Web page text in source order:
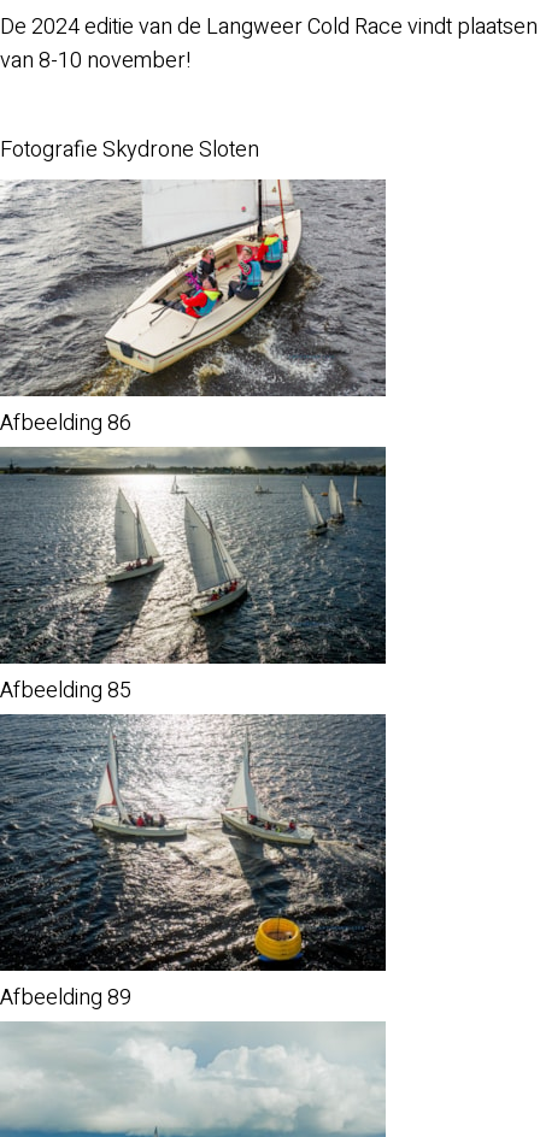
De 2024 editie van de Langweer Cold Race vindt plaatsen
van 8-10 november!
Fotografie Skydrone Sloten
Afbeelding 86
Afbeelding 85
Afbeelding 89